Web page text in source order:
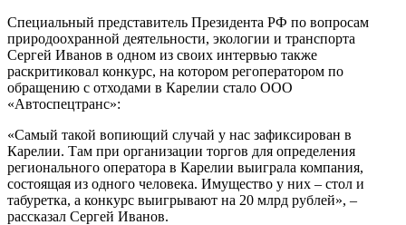
Специальный представитель Президента РФ по вопросам
природоохранной деятельности, экологии и транспорта
Сергей Иванов в одном из своих интервью также
раскритиковал конкурс, на котором регоператором по
обращению с отходами в Карелии стало ООО
«Автоспецтранс»:
«Самый такой вопиющий случай у нас зафиксирован в
Карелии. Там при организации торгов для определения
регионального оператора в Карелии выиграла компания,
состоящая из одного человека. Имущество у них – стол и
табуретка, а конкурс выигрывают на 20 млрд рублей», –
рассказал Сергей Иванов.